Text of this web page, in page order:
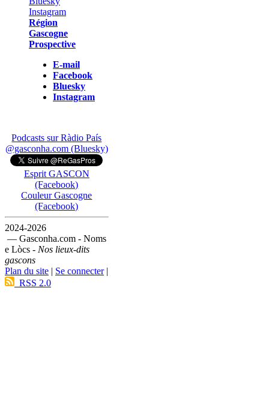
Région
Gascogne
Prospective
E-mail
Facebook
Bluesky
Instagram
Podcasts sur Ràdio País
@gasconha.com (Bluesky)
Esprit GASCON
(Facebook)
Couleur Gascogne
(Facebook)
2024-2026
— Gasconha.com - Noms
e Lòcs - Nos lieux-dits
gascons
Plan du site | Se connecter|
RSS 2.0